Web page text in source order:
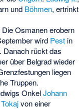
und Böhmen, ertrinkt
Osmanen erobern
wird Pestin
Danach rückt das
über Belgrad wieder
liegen
Truppen.
OnkelJohann
Tokajvon einer